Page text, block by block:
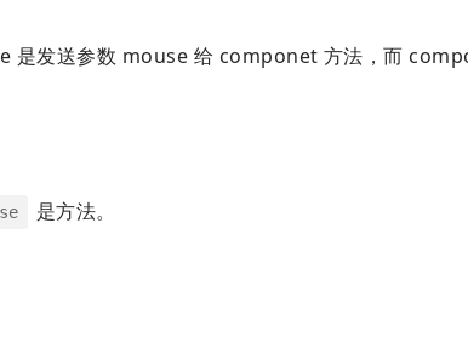
是发送参数 mouse 给 componet 方法，而
是方法。